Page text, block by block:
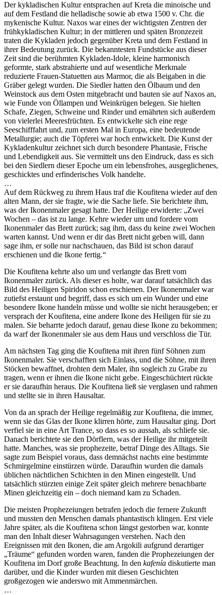
Der kykladischen Kultur entsprachen auf Kreta die minoische und
auf dem Festland die helladische sowie ab etwa 1500 v. Chr. die
mykenische Kultur. Naxos war eines der wichtigsten Zentren der
frühkykladischen Kultur; in der mittleren und späten Bronzezeit
traten die Kykladen jedoch gegenüber Kreta und dem Festland in
ihrer Bedeutung zurück. Die bekanntesten Fundstücke aus dieser
Zeit sind die berühmten Kykladen-Idole, kleine harmonisch
geformte, stark abstrahierte und auf wesentliche Merkmale
reduzierte Frauen-Statuetten aus Marmor, die als Beigaben in die
Gräber gelegt wurden. Die Siedler hatten den Ölbaum und den
Weinstock aus dem Osten mitgebracht und bauten sie auf Naxos an,
wie Funde von Öllampen und Weinkrügen belegen. Sie hielten
Schafe, Ziegen, Schweine und Rinder und ernährten sich außerdem
von vielerlei Meeresfrüchten. Es entwickelte sich eine rege
Seeschifffahrt und, zum ersten Mal in Europa, eine bedeutende
Metallurgie; auch die Töpferei war hoch entwickelt. Die Kunst der
Kykladenkultur zeichnet sich durch besondere Phantasie, Frische
und Lebendigkeit aus. Sie vermittelt uns den Eindruck, dass es sich
bei den Siedlern dieser Epoche um ein lebensfrohes, ausgeglichenes,
geschicktes und erfinderisches Volk handelte.
…
Auf dem Rückweg zu ihrem Haus traf die Koufitena wieder auf den
alten Mann, der sie fragte, wie die Sache liefe. Sie berichtete ihm,
was der Ikonenmaler gesagt hatte. Der Heilige erwiderte: „Zwei
Wochen – das ist zu lange. Kehre wieder um und fordere vom
Ikonenmaler das Brett zurück; sag ihm, dass du keine zwei Wochen
warten kannst. Und wenn er dir das Brett nicht geben will, dann
sage ihm, er solle nur nachschauen, das Bild ist schon darauf
erschienen und die Ikone fertig.“
Die Koufitena kehrte also um und verlangte das Brett vom
Ikonenmaler zurück. Als dieser es holte, war darauf tatsächlich das
Bild des Heiligen Spiridon schon erschienen. Der Ikonenmaler war
zutiefst erstaunt und begriff, dass es sich um ein Wunder und eine
besondere Ikone handeln müsse und wollte sie nicht herausgeben; er
versprach der Koufitena, eine andere Ikone des Heiligen für sie zu
malen. Sie beharrte jedoch darauf, genau diese Ikone zu bekommen;
da warf der Ikonenmaler sie aus dem Haus und verschloss die Tür.
Am nächsten Tag ging die Koufitena mit ihren fünf Söhnen zum
Ikonenmaler. Sie verschafften sich Einlass, und die Söhne, mit ihren
Stöcken bewaffnet, drohten dem Maler, ihn sogleich zu Grabe zu
tragen, wenn er ihnen die Ikone nicht gebe. Eingeschüchtert rückte
er sie daraufhin heraus. Die Koufitena ließ sie verglasen und rahmen
und stellte sie in ihren Hausaltar.
Von da an sprach der Heilige regelmäßig zur Koufitena, die immer,
wenn sie das Glas der Ikone klirren hörte, zum Hausaltar ging. Dort
verfiel sie in eine Art Trance, so dass es so aussah, als schliefe sie.
Danach berichtete sie den Dörflern, was der Heilige ihr mitgeteilt
hatte. Manches, was sie prophezeite, betraf Dinge des Alltags. Sie
sagte zum Beispiel voraus, dass demnächst nachts eine bestimmte
Schmirgelmine einstürzen würde. Daraufhin wurden die damals
üblichen nächtlichen Schichten in den Minen eingestellt. Und
tatsächlich stürzten einige Zeit später gleich mehrere benachbarte
Minen gleichzeitig ein – doch niemand kam zu Schaden.
Die meisten Prophezeiungen betrafen jedoch die fernere Zukunft
und mussten den Menschen damals phantastisch klingen. Erst viele
Jahre später, als die Koufitena schon längst gestorben war, konnte
man den Inhalt dieser Wahrsagungen verstehen. Nach den
Ereignissen mit den Ikonen, die am Argokili aufgrund derartiger
„Träume“ gefunden worden waren, fanden die Prophezeiungen der
Koufitena im Dorf große Beachtung. In den kafenía diskutierte man
darüber, und die Kinder wurden mit diesen Geschichten
großgezogen wie anderswo mit Ammenmärchen.
…